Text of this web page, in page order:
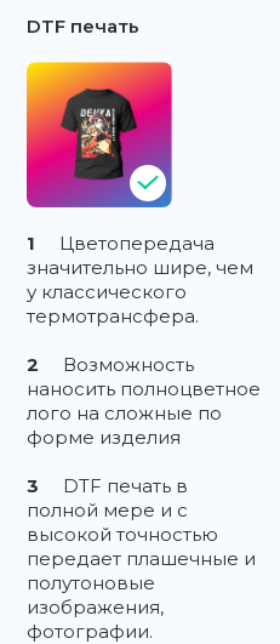
DTF печать
1
Цветопередача
значительно шире, чем
у классического
термотрансфера.
2
Возможность
наносить полноцветное
лого на сложные по
форме изделия
3
DTF печать в
полной мере и с
высокой точностью
передает плашечные и
полутоновые
изображения,
фотографии.